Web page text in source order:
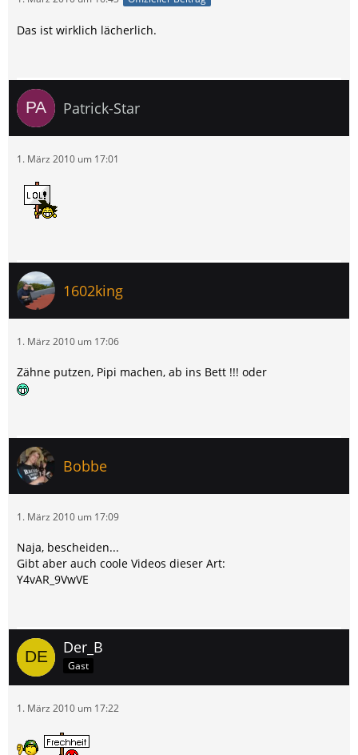
Das ist wirklich lächerlich.
Patrick-Star
1. März 2010 um 17:01
1602king
1. März 2010 um 17:06
Zähne putzen, Pipi machen, ab ins Bett !!! oder
Bobbe
1. März 2010 um 17:09
Naja, bescheiden...
Gibt aber auch coole Videos dieser Art:
Y4vAR_9VwVE
Der_B
Gast
1. März 2010 um 17:22